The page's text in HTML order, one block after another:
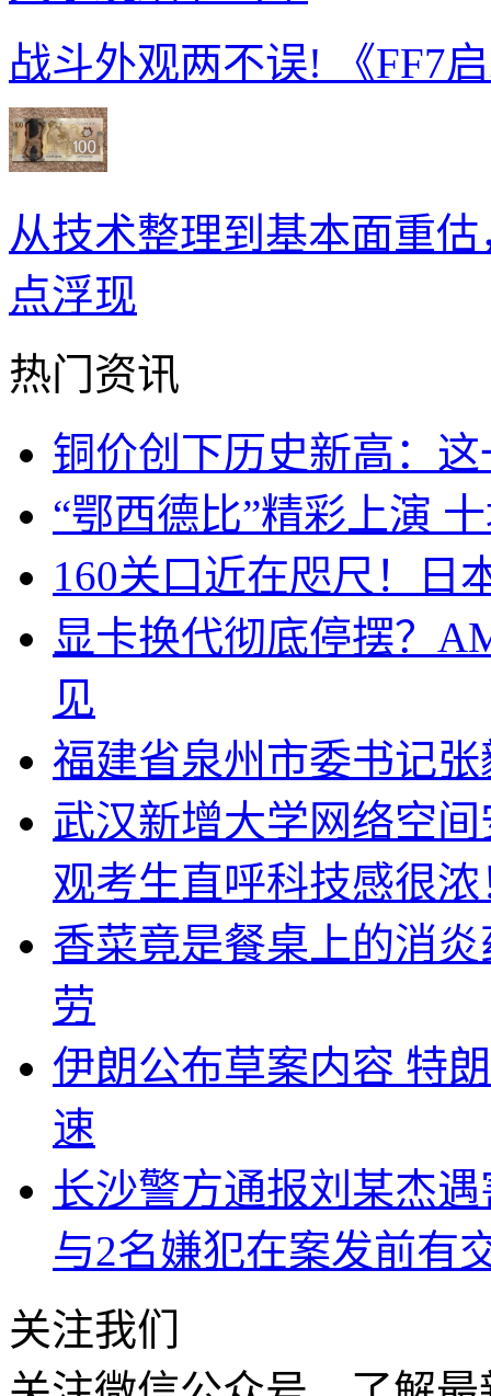
战斗外观两不误! 《FF7
从技术整理到基本面重
点浮现
热门资讯
铜价创下历史新高：
“鄂西德比”精彩上演
160关口近在咫尺！日
显卡换代彻底停摆？
见
福建省泉州市委书记
武汉新增大学网络空
观考生直呼科技感很浓
香菜竟是餐桌上的消
劳
伊朗公布草案内容 特
速
长沙警方通报刘某杰
与2名嫌犯在案发前有
关注我们